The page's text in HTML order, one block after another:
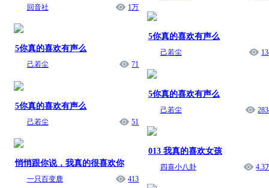
回音社 1万
5你真的喜欢有声么
己若尘 71
5你真的喜欢有声么
己若尘 51
悄悄跟你说，我真的很喜欢你
一只百变鹿 413
5你真的喜欢有声么
己若尘
5你真的喜欢有声么
己若尘
013 我真的喜欢女孩
四喜小八卦 4.3